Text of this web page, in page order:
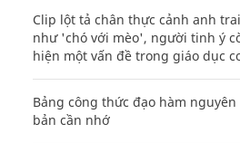
Clip lột tả chân thực cảnh anh
như 'chó với mèo', người tinh ý
hiện một vấn đề trong giáo dục
Bảng công thức đạo hàm
bản cần nhớ